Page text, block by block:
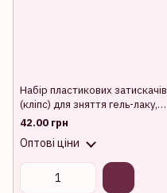
Набір пластикових затискачів
(кліпс) для зняття гель-лаку,
кольорові 10шт/уп.
42.00 грн
Оптові ціни